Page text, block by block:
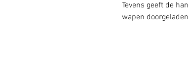
Tevens geeft de
wapen